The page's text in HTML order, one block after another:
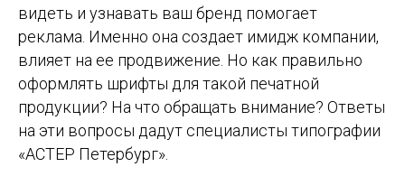
видеть и узнавать ваш бренд помогает
реклама. Именно она создает имидж компании,
влияет на ее продвижение. Но как правильно
оформлять шрифты для такой печатной
продукции? На что обращать внимание? Ответы
на эти вопросы дадут специалисты типографии
«АСТЕР Петербург».